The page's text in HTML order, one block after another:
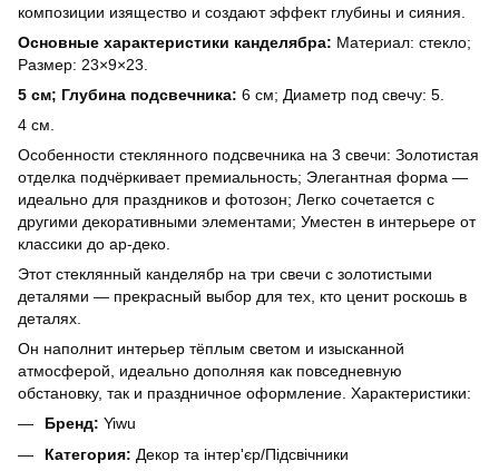
композиции изящество и создают эффект глубины и сияния.
Основные характеристики канделябра: Материал: стекло;
Размер: 23×9×23.
5 см; Глубина подсвечника: 6 см; Диаметр под свечу: 5.
4 см.
Особенности стеклянного подсвечника на 3 свечи: Золотистая
отделка подчёркивает премиальность; Элегантная форма —
идеально для праздников и фотозон; Легко сочетается с
другими декоративными элементами; Уместен в интерьере от
классики до ар-деко.
Этот стеклянный канделябр на три свечи с золотистыми
деталями — прекрасный выбор для тех, кто ценит роскошь в
деталях.
Он наполнит интерьер тёплым светом и изысканной
атмосферой, идеально дополняя как повседневную
обстановку, так и праздничное оформление. Характеристики:
Бренд: Yiwu
Категория: Декор та інтер'єр/Підсвічники